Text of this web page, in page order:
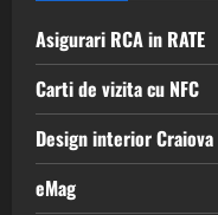
Asigurari RCA in RATE
Carti de vizita cu NFC
Design interior Craiova
eMag